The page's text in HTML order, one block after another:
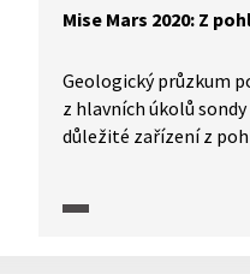
a planetária hl. m.
Mise Mars 2020: Z
Geologický průzkum
z hlavních úkolů
důležité zařízení z
vyslat další sondu,